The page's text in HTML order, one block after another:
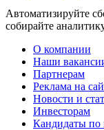
Автоматизируйте
собирайте
О компании
Наши
Партнерам
Реклама на
Новости и
Инвесторам
Кандидаты по